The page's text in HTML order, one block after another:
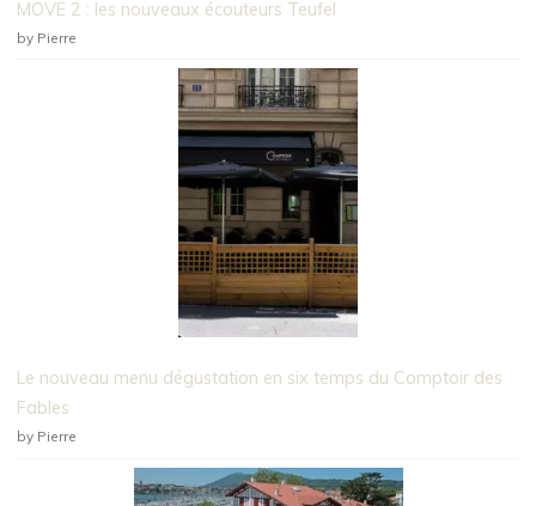
MOVE 2 : les nouveaux écouteurs Teufel
by Pierre
Le nouveau menu dégustation en six temps du Comptoir des
Fables
by Pierre